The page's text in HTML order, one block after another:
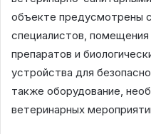
объекте предусмотрены
специалистов,
препаратов и
устройства для
также оборудование,
ветеринарных